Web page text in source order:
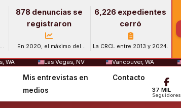
878 denuncias se
registraron
En 2020, el máximo del
6,226 expedientes
cerró
La CRCL entre 2013 y 2024.
WA Las Vegas, NV Vancouver, WA
Mis entrevistas en
medios
Contacto
37 MIL
Seguidores